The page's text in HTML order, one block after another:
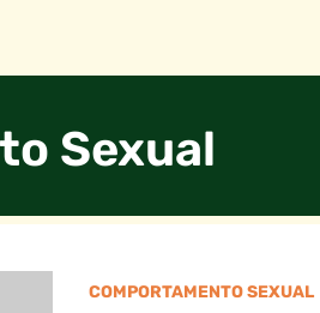
Sexual
COMPORTAMENTO SEXUAL